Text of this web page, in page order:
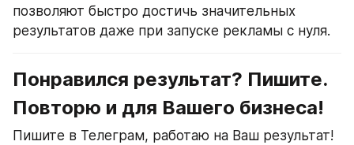
позволяют быстро достичь значительных
результатов даже при запуске рекламы с нуля.
Понравился результат? Пишите.
Повторю и для Вашего бизнеса!
Пишите в Телеграм, работаю на Ваш результат!